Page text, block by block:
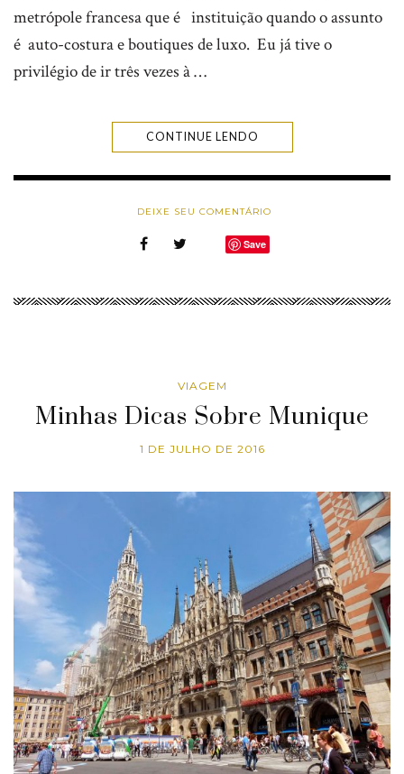
metrópole francesa que é instituição quando o assunto
é auto-costura e boutiques de luxo. Eu já tive o
privilégio de ir três vezes à …
CONTINUE LENDO
DEIXE SEU COMENTÁRIO
Save
VIAGEM
Minhas Dicas Sobre Munique
1 DE JULHO DE 2016